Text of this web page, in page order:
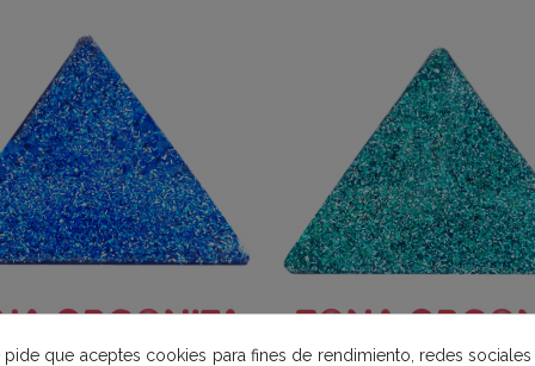
pide que aceptes cookies para fines de rendimiento, redes